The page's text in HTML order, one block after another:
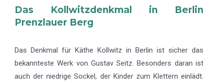
Das Kollwitzdenkmal in Berlin
Prenzlauer Berg
Das Denkmal für Käthe Kollwitz in Berlin ist sicher das
bekannteste Werk von Gustav Seitz. Besonders daran ist
auch der niedrige Sockel, der Kinder zum Klettern einlädt.